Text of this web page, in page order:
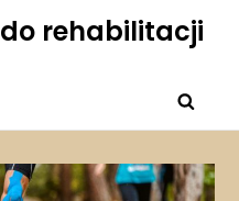
rehabilitacji